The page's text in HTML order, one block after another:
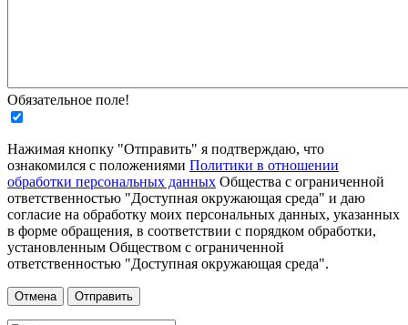
Обязательное поле!
Нажимая кнопку "Отправить" я подтверждаю, что
ознакомился с положениями Политики в отношении
обработки персональных данных Общества с ограниченной
ответственностью "Доступная окружающая среда" и даю
согласие на обработку моих персональных данных, указанных
в форме обращения, в соответствии с порядком обработки,
установленным Обществом с ограниченной
ответственностью "Доступная окружающая среда".